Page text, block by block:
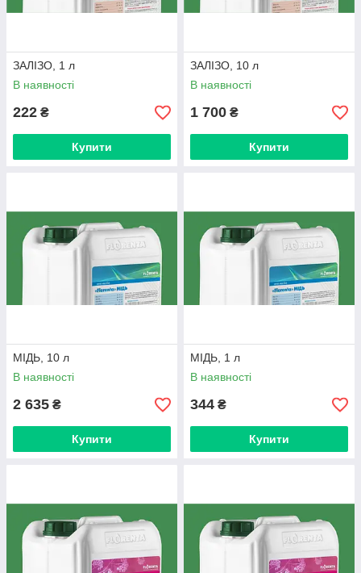
ЗАЛІЗО, 1 л
В наявності
222 ₴
Купити
ЗАЛІЗО, 10 л
В наявності
1 700 ₴
Купити
МІДЬ, 10 л
В наявності
2 635 ₴
Купити
МІДЬ, 1 л
В наявності
344 ₴
Купити